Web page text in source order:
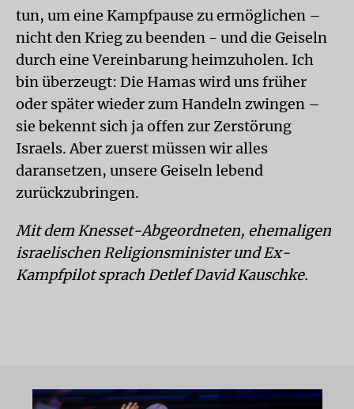
tun, um eine Kampfpause zu ermöglichen –
nicht den Krieg zu beenden - und die Geiseln
durch eine Vereinbarung heimzuholen. Ich
bin überzeugt: Die Hamas wird uns früher
oder später wieder zum Handeln zwingen –
sie bekennt sich ja offen zur Zerstörung
Israels. Aber zuerst müssen wir alles
daransetzen, unsere Geiseln lebend
zurückzubringen.
Mit dem Knesset-Abgeordneten, ehemaligen
israelischen Religionsminister und Ex-
Kampfpilot sprach Detlef David Kauschke.